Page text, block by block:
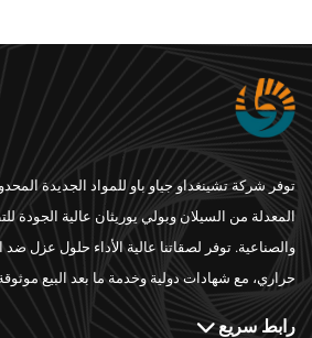
توفر شركة تشينغداو جياو باو للمواد الجديدة
المعدلة من السيلان وبولي يوريثان عالية الجودة
والصناعية. توفر لصقاتنا عالية الأداء حلول عزل ضد
حراري، مع شهادات دولية وخدمة ما بعد البيع
رابط سريع